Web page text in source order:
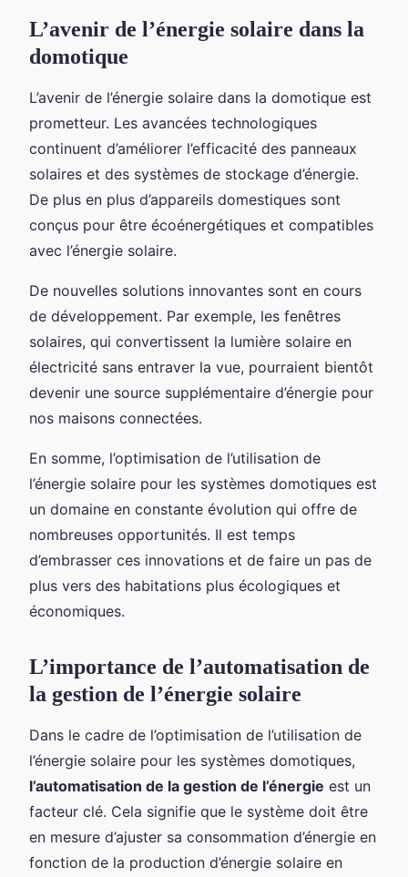
L’avenir de l’énergie solaire dans la
domotique
L’avenir de l’énergie solaire dans la domotique est
prometteur. Les avancées technologiques
continuent d’améliorer l’efficacité des panneaux
solaires et des systèmes de stockage d’énergie.
De plus en plus d’appareils domestiques sont
conçus pour être écoénergétiques et compatibles
avec l’énergie solaire.
De nouvelles solutions innovantes sont en cours
de développement. Par exemple, les fenêtres
solaires, qui convertissent la lumière solaire en
électricité sans entraver la vue, pourraient bientôt
devenir une source supplémentaire d’énergie pour
nos maisons connectées.
En somme, l’optimisation de l’utilisation de
l’énergie solaire pour les systèmes domotiques est
un domaine en constante évolution qui offre de
nombreuses opportunités. Il est temps
d’embrasser ces innovations et de faire un pas de
plus vers des habitations plus écologiques et
économiques.
L’importance de l’automatisation de
la gestion de l’énergie solaire
Dans le cadre de l’optimisation de l’utilisation de
l’énergie solaire pour les systèmes domotiques,
l’automatisation de la gestion de l’énergie est un
facteur clé. Cela signifie que le système doit être
en mesure d’ajuster sa consommation d’énergie en
fonction de la production d’énergie solaire en